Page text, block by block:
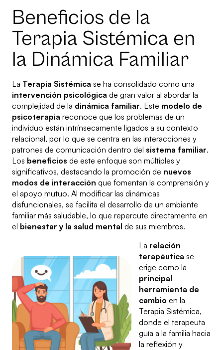
Beneficios de la
Terapia Sistémica en
la Dinámica Familiar
La Terapia Sistémica se ha consolidado como una
intervención psicológica de gran valor al abordar la
complejidad de la dinámica familiar. Este modelo de
psicoterapia reconoce que los problemas de un
individuo están intrínsecamente ligados a su contexto
relacional, por lo que se centra en las interacciones y
patrones de comunicación dentro del sistema familiar.
Los beneficios de este enfoque son múltiples y
significativos, destacando la promoción de nuevos
modos de interacción que fomentan la comprensión y
el apoyo mutuo. Al modificar las dinámicas
disfuncionales, se facilita el desarrollo de un ambiente
familiar más saludable, lo que repercute directamente en
el bienestar y la salud mental de sus miembros.
La relación
terapéutica se
erige como la
principal
herramienta de
cambio en la
Terapia Sistémica,
donde el terapeuta
guía a la familia hacia
la reflexión y